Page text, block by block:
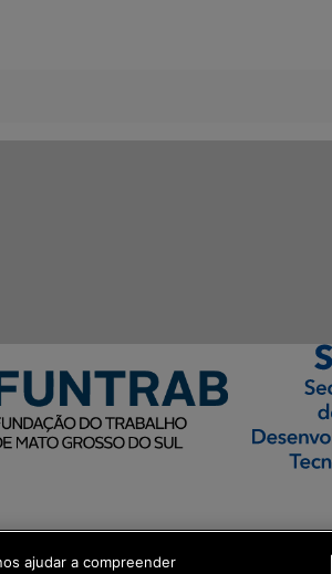
ajudar a compreender